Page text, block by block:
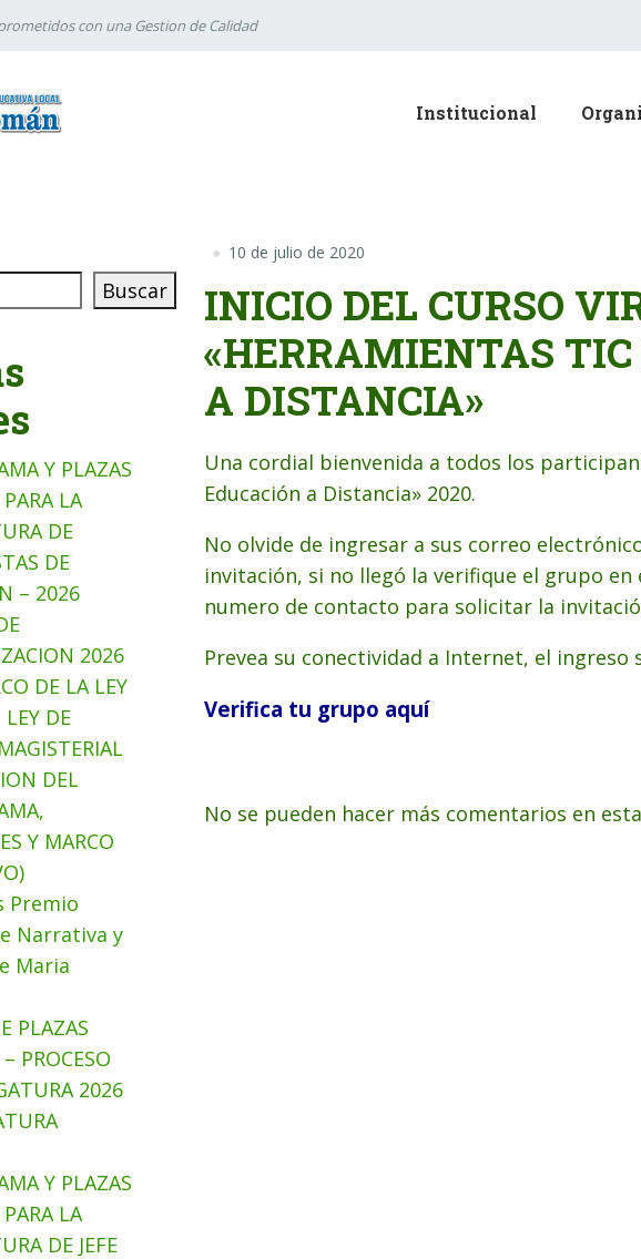
con una Gestion de Calidad
Institucional
10 de julio de 2020
INICIO DEL CURSO
«HERRAMIENTAS
A DISTANCIA»
Una cordial bienvenida a todos los
Educación a Distancia» 2020.
No olvide de ingresar a sus correo
invitación, si no llegó la verifique el grupo
numero de contacto para solicitar la
Prevea su conectividad a Internet, el ingreso
Verifica tu grupo aquí
No se pueden hacer más comentarios en
Buscar
Y PLAZAS
LA
DE
DE
– 2026
2026
DE LA LEY
DE
DEL
Y MARCO
Premio
Narrativa y
Maria
PLAZAS
PROCESO
2026
Y PLAZAS
LA
DE JEFE